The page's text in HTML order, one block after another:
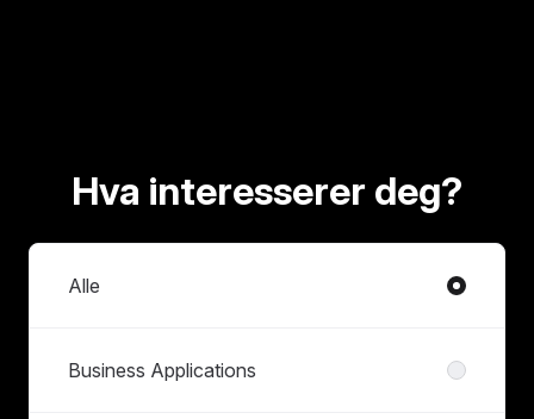
Hva interesserer deg?
Avdelinger
Alle
Business Applications